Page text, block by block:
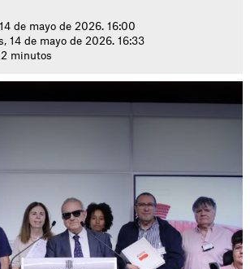
de mayo de 2026. 16:00
14 de mayo de 2026. 16:33
2 minutos